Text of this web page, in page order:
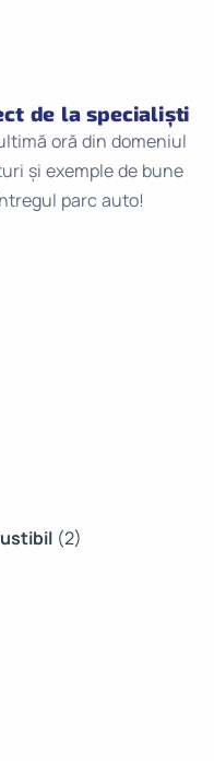
de la specialiști
oră din domeniul
și exemple de bune
parc auto!
(2)